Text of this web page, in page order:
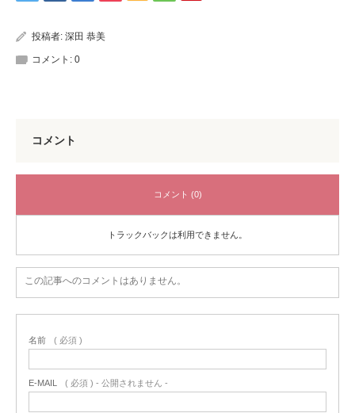
投稿者: 深田 恭美
コメント: 0
コメント
コメント (0)
トラックバックは利用できません。
この記事へのコメントはありません。
名前 ( 必須 )
E-MAIL ( 必須 ) - 公開されません -